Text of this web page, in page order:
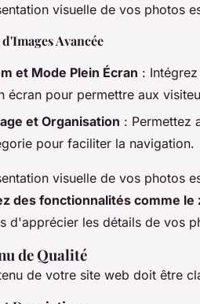
visuelle de vos photos
Avancée
et Mode Plein Écran :
écran pour permettre aux
et Organisation : Permettez
pour faciliter la navigation.
visuelle de vos photos
des fonctionnalités comme le
d'apprécier les détails de vos
de Qualité
de votre site web doit être